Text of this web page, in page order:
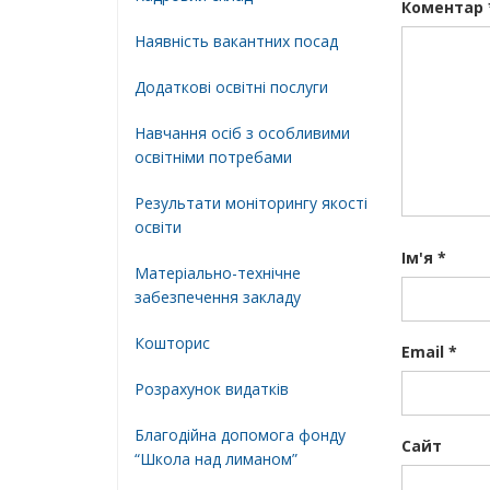
Наявність вакантних посад
Додатковi освiтнi послуги
Навчання осіб з особливими
освітніми потребами
Результати моніторингу якості
освіти
Матеріально-технічне
забезпечення закладу
Кошторис
Розрахунок видатків
Благодійна допомога фонду
“Школа над лиманом”
Коментар
Ім'я *
Email *
Сайт